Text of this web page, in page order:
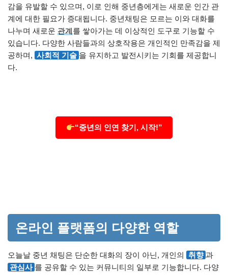
감을 유발할 수 있으며, 이로 인해 중년층에게는 새로운 인간 관
계에 대한 필요가 증대됩니다. 중년채팅은 모르는 이와 대화를
나누며 새로운 관계를 쌓아가는 데 이상적인 도구로 기능할 수
있습니다. 다양한 사람들과의 상호작용은 개인적인 만족감을 제
공하며, 사회적 기술 을 유지하고 발전시키는 기회를 제공합니
다.
“중년의 인연 찾기, 시작!”
온라인 플랫폼의 다양한 역할
오늘날 중년 채팅은 단순한 대화의 장이 아닌, 개인의 취향 과
관심사 를 공유할 수 있는 커뮤니티의 일부로 기능합니다. 다양